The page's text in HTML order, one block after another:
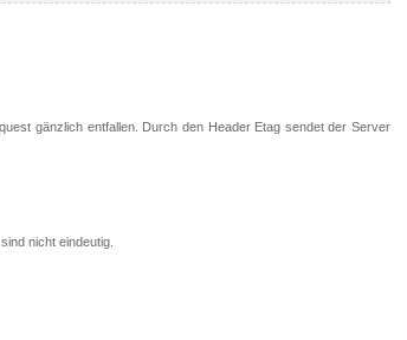
gänzlich entfallen. Durch den Header Etag sendet der Server
nicht eindeutig.